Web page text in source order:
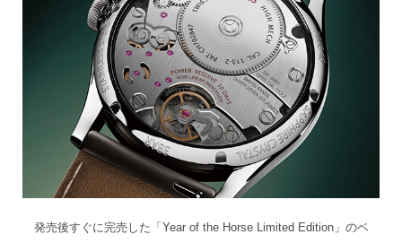
発売後すぐに完売した「Year of the Horse Limited Edition」のベ